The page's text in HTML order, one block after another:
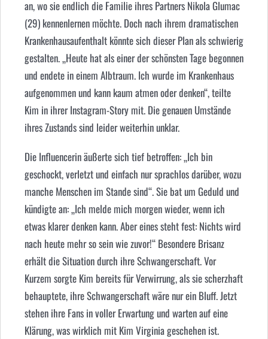
an, wo sie endlich die Familie ihres Partners Nikola Glumac
(29) kennenlernen möchte. Doch nach ihrem dramatischen
Krankenhausaufenthalt könnte sich dieser Plan als schwierig
gestalten. „Heute hat als einer der schönsten Tage begonnen
und endete in einem Albtraum. Ich wurde im Krankenhaus
aufgenommen und kann kaum atmen oder denken“, teilte
Kim in ihrer Instagram-Story mit. Die genauen Umstände
ihres Zustands sind leider weiterhin unklar.
Die Influencerin äußerte sich tief betroffen: „Ich bin
geschockt, verletzt und einfach nur sprachlos darüber, wozu
manche Menschen im Stande sind“. Sie bat um Geduld und
kündigte an: „Ich melde mich morgen wieder, wenn ich
etwas klarer denken kann. Aber eines steht fest: Nichts wird
nach heute mehr so sein wie zuvor!“ Besondere Brisanz
erhält die Situation durch ihre Schwangerschaft. Vor
Kurzem sorgte Kim bereits für Verwirrung, als sie scherzhaft
behauptete, ihre Schwangerschaft wäre nur ein Bluff. Jetzt
stehen ihre Fans in voller Erwartung und warten auf eine
Klärung, was wirklich mit Kim Virginiageschehen ist.